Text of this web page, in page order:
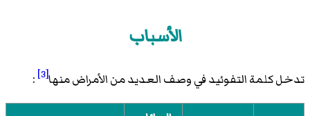
الأسباب
تدخل كلمة التفوئيد في وصف العديد من الأمراض منها[3]
: